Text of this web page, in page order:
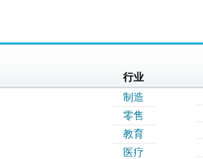
行业
制造
零售
教育
医疗